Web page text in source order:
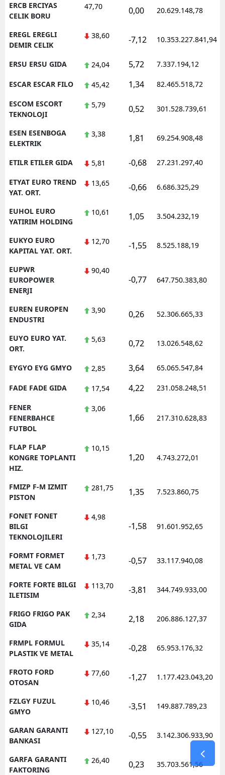
ERCB ERCIYAS
CELIK BORU
47,70 0,00 20.629.148,78
EREGL EREGLI
DEMIR CELIK
38,60 -7,12 10.353.227.841,94
ERSU ERSU GIDA 24,04 5,72 7.337.194,12
ESCAR ESCAR FILO 45,42 1,34 82.465.518,72
ESCOM ESCORT
TEKNOLOJI
5,79 0,52 301.528.739,61
ESEN ESENBOGA
ELEKTRIK
3,38 1,81 69.254.908,48
ETILR ETILER GIDA 5,81 -0,68 27.231.297,40
ETYAT EURO TREND
YAT. ORT.
13,65 -0,66 6.686.325,29
EUHOL EURO
YATIRIM HOLDING
10,61 1,05 3.504.232,19
EUKYO EURO
KAPITAL YAT. ORT.
12,70 -1,55 8.525.188,19
EUPWR
EUROPOWER
ENERJI
90,40
-0,77 647.750.383,80
EUREN EUROPEN
ENDUSTRI
3,90 0,26 52.306.665,33
EUYO EURO YAT.
ORT.
5,63 0,72 13.026.548,62
EYGYO EYG GMYO 2,85 3,64 65.065.547,84
FADE FADE GIDA 17,54 4,22 231.058.248,51
FENER
FENERBAHCE
FUTBOL
3,06
1,66 217.310.628,83
FLAP FLAP
KONGRE TOPLANTI
HIZ.
10,15
1,20 4.743.272,01
FMIZP F-M IZMIT
PISTON
281,75 1,35 7.523.860,75
FONET FONET
BILGI
TEKNOLOJILERI
4,98
-1,58 91.601.952,65
FORMT FORMET
METAL VE CAM
1,73 -0,57 33.117.940,08
FORTE FORTE BILGI
ILETISIM
113,70 -3,81 344.749.933,00
FRIGO FRIGO PAK
GIDA
2,34 2,18 206.886.127,37
FRMPL FORMUL
PLASTIK VE METAL
35,14 -0,28 65.953.176,32
FROTO FORD
OTOSAN
77,60 -1,27 1.177.423.043,20
FZLGY FUZUL
GMYO
10,46 -3,51 149.887.789,23
GARAN GARANTI
BANKASI
127,10 -0,55 3.142.306.933,90
GARFA GARANTI
FAKTORING
26,40 0,23 35.703.561,56